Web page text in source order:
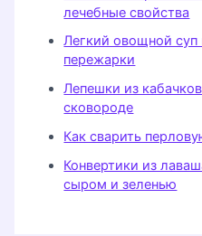
лечебные свойства
Легкий овощной суп
пережарки
Лепешки из
сковороде
Как сварить
Конвертики из
сыром и зеленью